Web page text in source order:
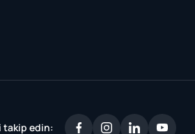
takip edin: